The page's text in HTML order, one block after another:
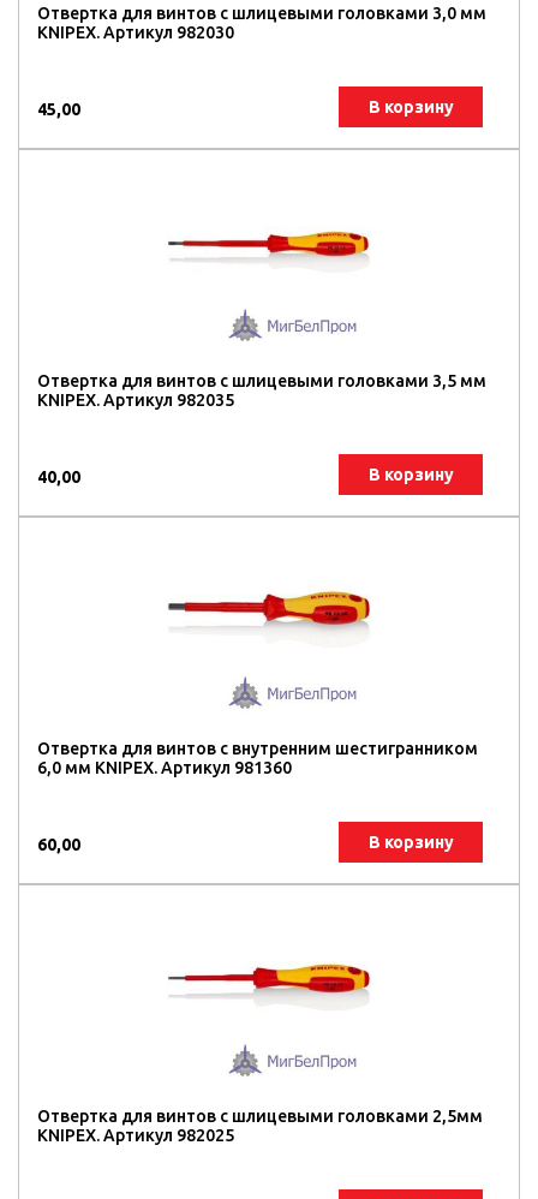
Отвертка для винтов с шлицевыми головками 3,0 мм
KNIPEX. Артикул 982030
45,00 В корзину
Отвертка для винтов с шлицевыми головками 3,5 мм
KNIPEX. Артикул 982035
40,00 В корзину
Отвертка для винтов с внутренним шестигранником
6,0 мм KNIPEX. Артикул 981360
60,00 В корзину
Отвертка для винтов с шлицевыми головками 2,5мм
KNIPEX. Артикул 982025